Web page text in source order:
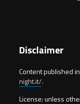
Disclaimer
Content published
night.it/.
License: unless